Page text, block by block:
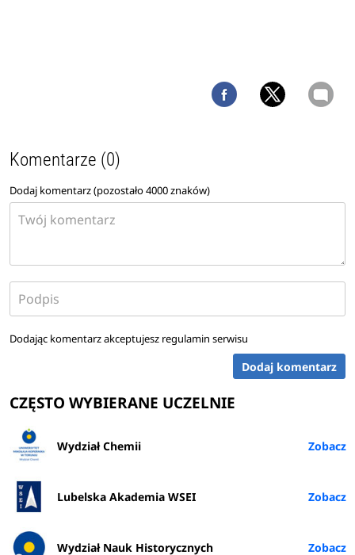
Komentarze (0)
Dodaj komentarz (pozostało4000znaków)
Dodając komentarz akceptujesz regulamin serwisu
Dodaj komentarz
CZĘSTO WYBIERANE UCZELNIE
Wydział Chemii
Lubelska Akademia WSEI
Wydział Nauk Historycznych